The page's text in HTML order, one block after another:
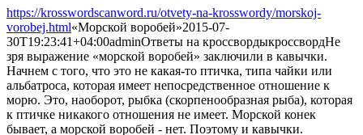
https://krosswordscanword.ru/otvety-na-krosswordy/morskoj-
vorobej.html«Морской воробей»2015-07-
30T19:23:41+04:00adminОтветы на кроссвордыкроссвордНе
зря выражение «морской воробей» заключили в кавычки.
Начнем с того, что это не какая-то птичка, типа чайки или
альбатроса, которая имеет непосредственное отношение к
морю. Это, наоборот, рыбка (скорпенообразная рыба), которая
к птичке никакого отношения не имеет. Морской конек
бывает, а морской воробей - нет. Поэтому и кавычки.